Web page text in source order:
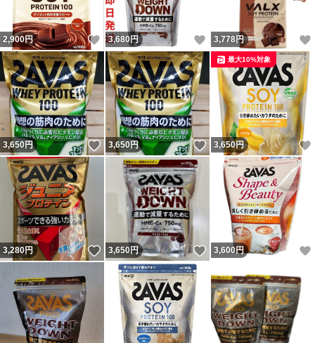
2,900円 いいね！
3,680円 いいね！
3,778円
3,650円 いいね！
3,650円 いいね！
3,650円
最大10%対象
3,280円 いいね！
3,650円 いいね！
3,600円